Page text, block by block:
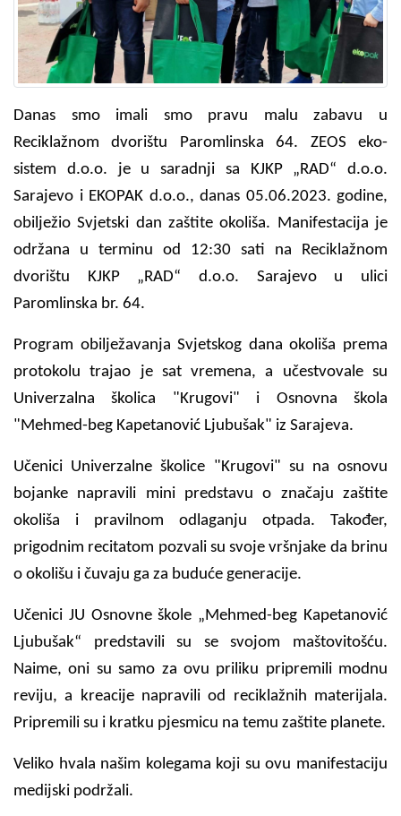
Danas smo imali smo pravu malu zabavu u
Reciklažnom dvorištu Paromlinska 64. ZEOS eko-
sistem d.o.o. je u saradnji sa KJKP „RAD“ d.o.o.
Sarajevo i EKOPAK d.o.o., danas 05.06.2023. godine,
obilježio Svjetski dan zaštite okoliša. Manifestacija je
održana u terminu od 12:30 sati na Reciklažnom
dvorištu KJKP „RAD“ d.o.o. Sarajevo u ulici
Paromlinska br. 64.
Program obilježavanja Svjetskog dana okoliša prema
protokolu trajao je sat vremena, a učestvovale su
Univerzalna školica "Krugovi" i Osnovna škola
"Mehmed-beg Kapetanović Ljubušak" iz Sarajeva.
Učenici Univerzalne školice "Krugovi" su na osnovu
bojanke napravili mini predstavu o značaju zaštite
okoliša i pravilnom odlaganju otpada. Također,
prigodnim recitatom pozvali su svoje vršnjake da brinu
o okolišu i čuvaju ga za buduće generacije.
Učenici JU Osnovne škole „Mehmed-beg Kapetanović
Ljubušak“ predstavili su se svojom maštovitošću.
Naime, oni su samo za ovu priliku pripremili modnu
reviju, a kreacije napravili od reciklažnih materijala.
Pripremili su i kratku pjesmicu na temu zaštite planete.
Veliko hvala našim kolegama koji su ovu manifestaciju
medijski podržali.